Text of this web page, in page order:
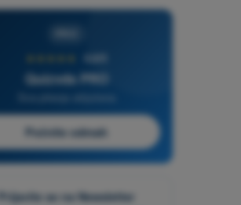
4,6/5
Quizvds PRO
Počnite odmah
Prijavite se na Newsletter